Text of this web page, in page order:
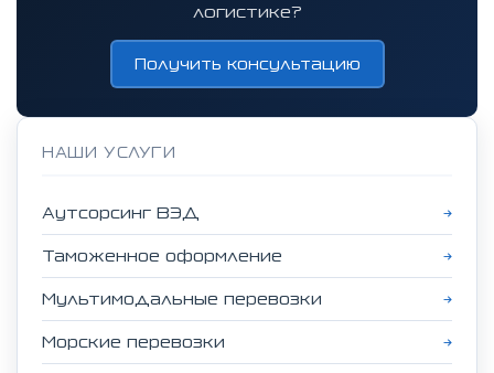
логистике?
Получить консультацию
НАШИ УСЛУГИ
Аутсорсинг ВЭД →
Таможенное оформление →
Мультимодальные перевозки →
Морские перевозки →